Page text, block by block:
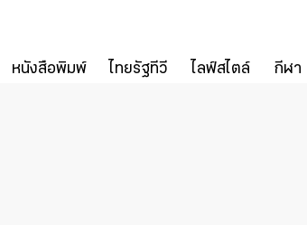
หนังสือพิมพ์ ไทยรัฐทีวี ไลฟ์สไตล์ กีฬา